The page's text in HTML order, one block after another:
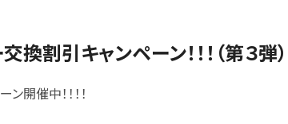
引キャンペーン！！！（第３弾）
開催中！！！！